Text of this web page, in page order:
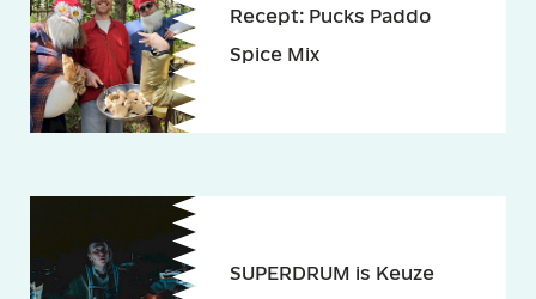
Recept: Pucks Paddo
Spice Mix
SUPERDRUM is Keuze